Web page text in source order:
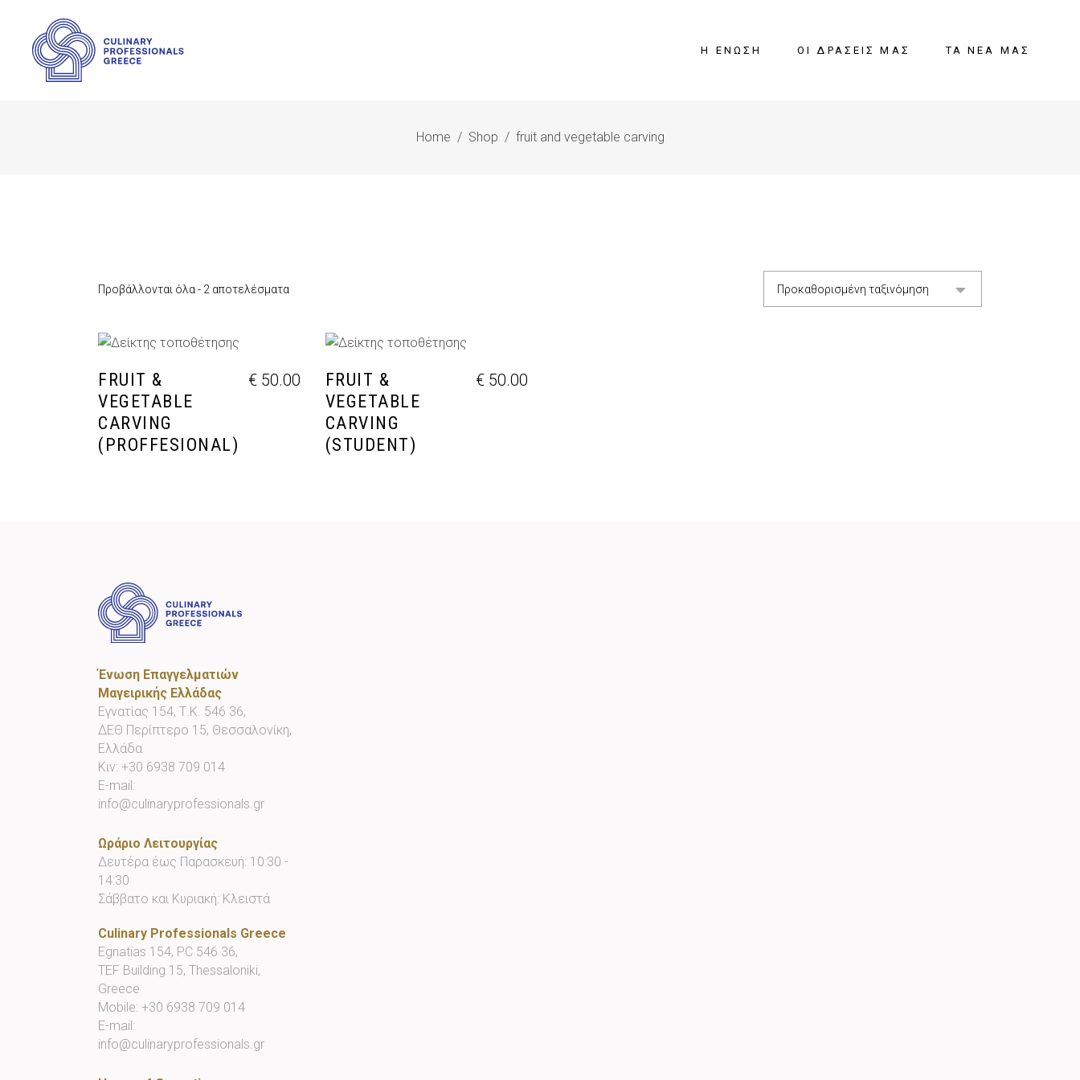
Η ΈΝΩΣΗ ΟΙ ΔΡΆΣΕΙΣ ΜΑΣ ΤΑ ΝΈΑ ΜΑΣ
Home / Shop / fruit and vegetable carving
Προβάλλονται όλα - 2 αποτελέσματα Προκαθορισμένη ταξινόμηση
ΠΡΟΣΘΉΚΗ ΣΤΟ ΚΑΛΆΘΙ
FRUIT &
VEGETABLE
CARVING
(PROFFESIONAL)
€ 50.00
ΠΡΟΣΘΉΚΗ ΣΤΟ ΚΑΛΆΘΙ
FRUIT &
VEGETABLE
CARVING
(STUDENT)
€50.00
Ένωση Επαγγελματιών
Μαγειρικής Ελλάδας
Εγνατίας 154, Τ.Κ. 546 36,
ΔΕΘ Περίπτερο 15, Θεσσαλονίκη,
Ελλάδα
Κιν: +30 6938 709 014
E-mail:
info@culinaryprofessionals.gr
Ωράριο Λειτουργίας
Δευτέρα έως Παρασκευή: 10:30 -
14:30
Σάββατο και Κυριακή: Κλειστά
Culinary Professionals Greece
Egnatias 154, PC 546 36,
TEF Building 15, Thessaloniki,
Greece
Mobile: +30 6938 709 014
E-mail:
info@culinaryprofessionals.gr